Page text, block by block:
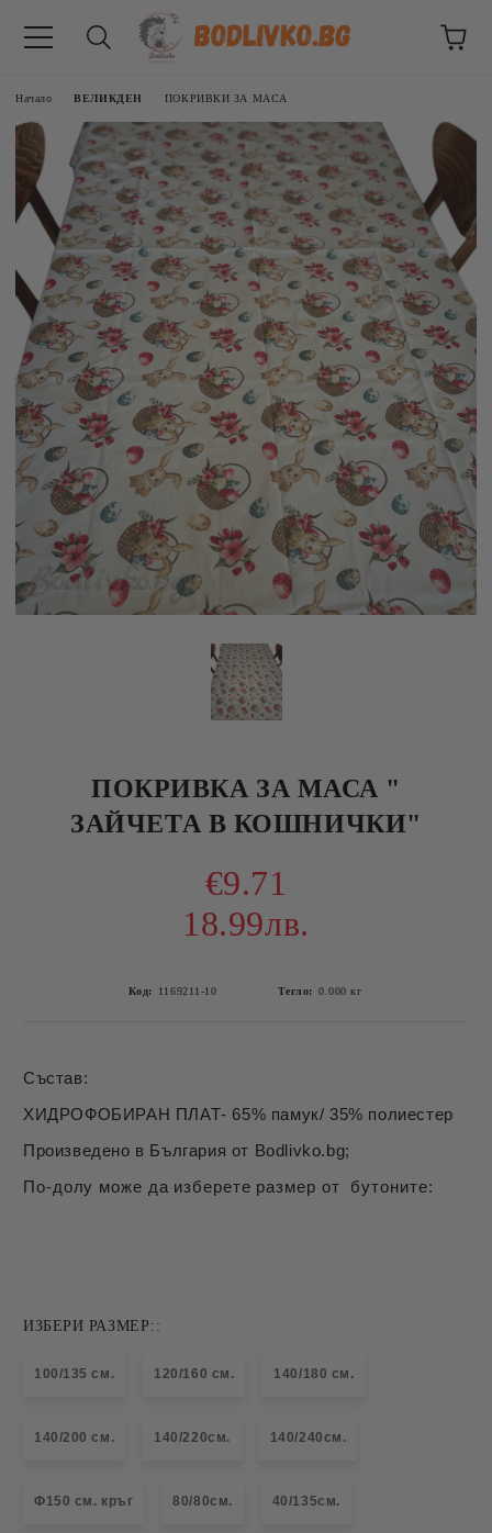
Начало ВЕЛИКДЕН ПОКРИВКИ ЗА МАСА
ПОКРИВКА ЗА МАСА "
ЗАЙЧЕТА В КОШНИЧКИ"
€9.71
18.99лв.
Код: 1169211-10 Тегло: 0.000 кг
Състав:
ХИДРОФОБИРАН ПЛАТ- 65% памук/ 35% полиестер
Произведено в България от Bodlivko.bg;
По-долу може да изберете размер от бутоните:
ИЗБЕРИ РАЗМЕР::
100/135 см. 120/160 см. 140/180 см.
140/200 см. 140/220см. 140/240см.
Ф150 см. кръг 80/80см. 40/135см.